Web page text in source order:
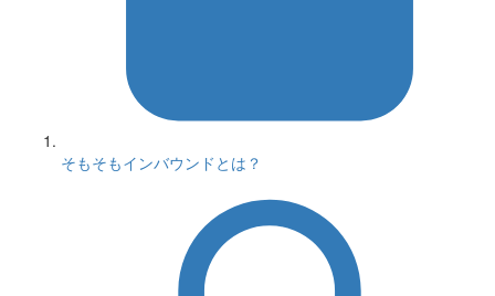
そもそもインバウンドとは？